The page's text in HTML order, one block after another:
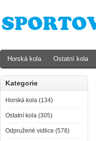
Kategorie
Horská kola (134)
Ostatní kola (305)
Odpružené vidlice (578)
Horská kola Ostatní kola